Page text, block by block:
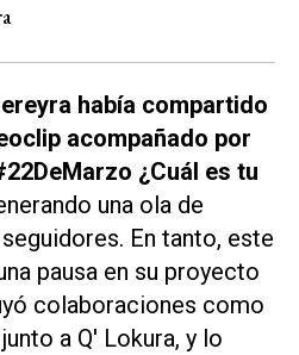
había compartido
acompañado por
¿Cuál es tu
una ola de
En tanto, este
pausa en su proyecto
colaboraciones como
a Q' Lokura, y lo